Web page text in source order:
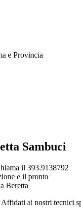
e Provincia
Sambuci
il 393.9138792
e il pronto
Beretta